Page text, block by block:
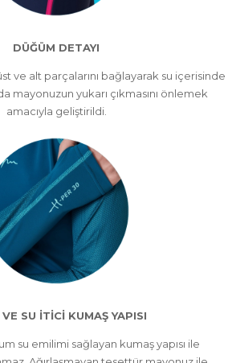
DÜĞÜM DETAYI
ve alt parçalarını bağlayarak su içerisinde
mayonuzun yukarı çıkmasını önlemek
amacıyla geliştirildi.
SU İTİCİ KUMAŞ YAPISI
su emilimi sağlayan kumaş yapısı ile